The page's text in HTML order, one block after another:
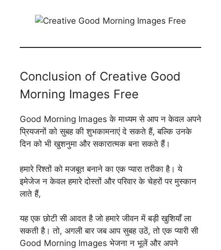
Conclusion of Creative Good
Morning Images Free
Good Morning Images के माध्यम से आप न केवल अपने
प्रियजनों को सुबह की शुभकामनाएं दे सकते हैं, बल्कि उनके
दिन को भी खुशनुमा और सकारात्मक बना सकते हैं।
हमारे रिश्तों को मजबूत बनाने का एक प्यारा तरीका है। ये
इमेजेज न केवल हमारे दोस्तों और परिवार के चेहरों पर मुस्कान
लाते हैं,
यह एक छोटी सी आदत है जो हमारे जीवन में बड़ी खुशियाँ ला
सकती है। तो, अगली बार जब आप सुबह उठें, तो एक प्यारी सी
Good Morning Images भेजना न भूलें और अपने